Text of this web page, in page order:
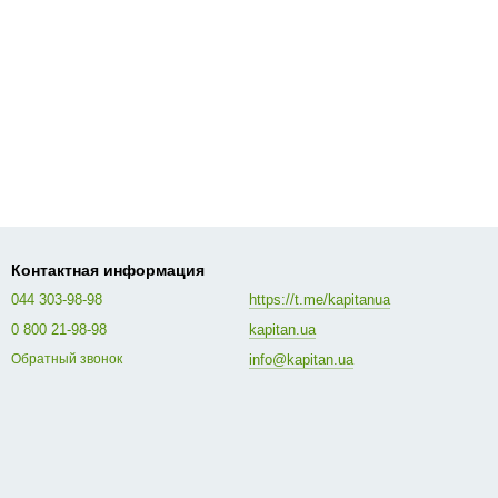
Контактная информация
044 303-98-98
0 800 21-98-98
Обратный звонок
https://t.me/kapitanua
kapitan.ua
info@kapitan.ua